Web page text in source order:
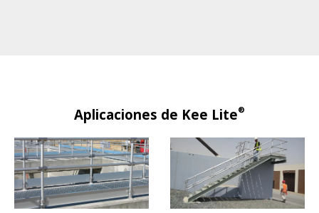
Aplicaciones de Kee Lite®